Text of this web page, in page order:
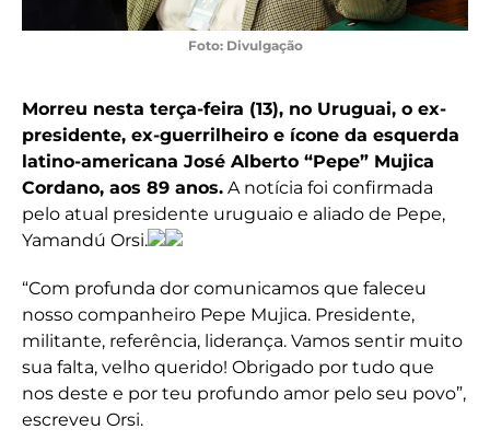
Foto: Divulgação
Morreu nesta terça-feira (13), no Uruguai, o ex-
presidente, ex-guerrilheiro e ícone da esquerda
latino-americana José Alberto “Pepe” Mujica
Cordano, aos 89 anos. A notícia foi confirmada
pelo atual presidente uruguaio e aliado de Pepe,
Yamandú Orsi.
“Com profunda dor comunicamos que faleceu
nosso companheiro Pepe Mujica. Presidente,
militante, referência, liderança. Vamos sentir muito
sua falta, velho querido! Obrigado por tudo que
nos deste e por teu profundo amor pelo seu povo”,
escreveu Orsi.